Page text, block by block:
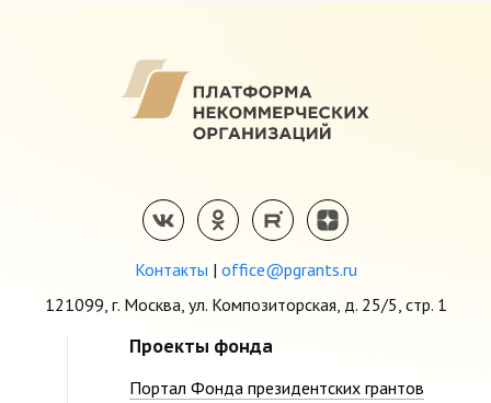
Контакты | office@pgrants.ru
121099, г. Москва, ул. Композиторская, д. 25/5, стр. 1
Проекты фонда
Портал Фонда президентских грантов